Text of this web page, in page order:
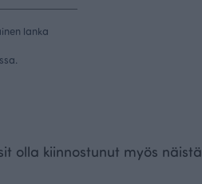
lanka
olla kiinnostunut myös näistä